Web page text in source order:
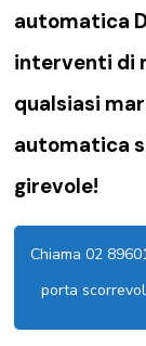
automatica
interventi di
qualsiasi
automatica
girevole!
Chiama 02
porta